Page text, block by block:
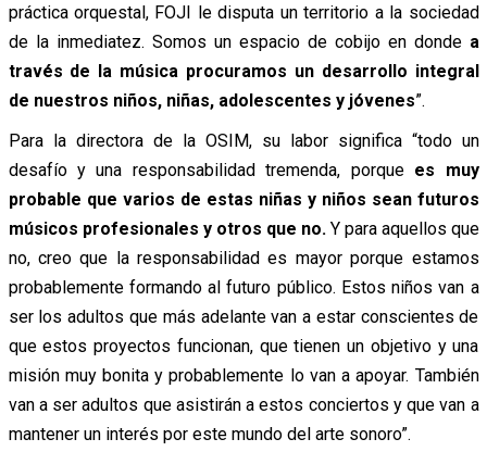
práctica orquestal, FOJI le disputa un territorio a la sociedad
de la inmediatez. Somos un espacio de cobijo en donde a
través de la música procuramos un desarrollo integral
de nuestros niños, niñas, adolescentes y jóvenes”.
Para la directora de la OSIM, su labor significa “todo un
desafío y una responsabilidad tremenda, porque es muy
probable que varios de estas niñas y niños sean futuros
músicos profesionales y otros que no. Y para aquellos que
no, creo que la responsabilidad es mayor porque estamos
probablemente formando al futuro público. Estos niños van a
ser los adultos que más adelante van a estar conscientes de
que estos proyectos funcionan, que tienen un objetivo y una
misión muy bonita y probablemente lo van a apoyar. También
van a ser adultos que asistirán a estos conciertos y que van a
mantener un interés por este mundo del arte sonoro”.